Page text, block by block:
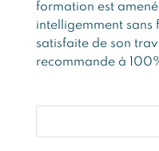
formation est
intelligemment sans
satisfaite de son
recommande à